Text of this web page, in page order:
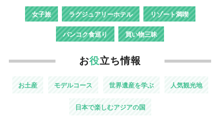
女子旅 ラグジュアリーホテル リゾート満喫
バンコク食巡り 買い物三昧
お役立ち情報
お土産 モデルコース 世界遺産を学ぶ 人気観光地
日本で楽しむアジアの国